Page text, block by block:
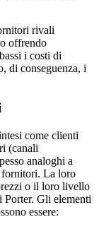
rivali
offrendo
i costi di
di conseguenza, i
come clienti
(canali
analoghi a
fornitori. La loro
o il loro livello
Porter. Gli elementi
essere: